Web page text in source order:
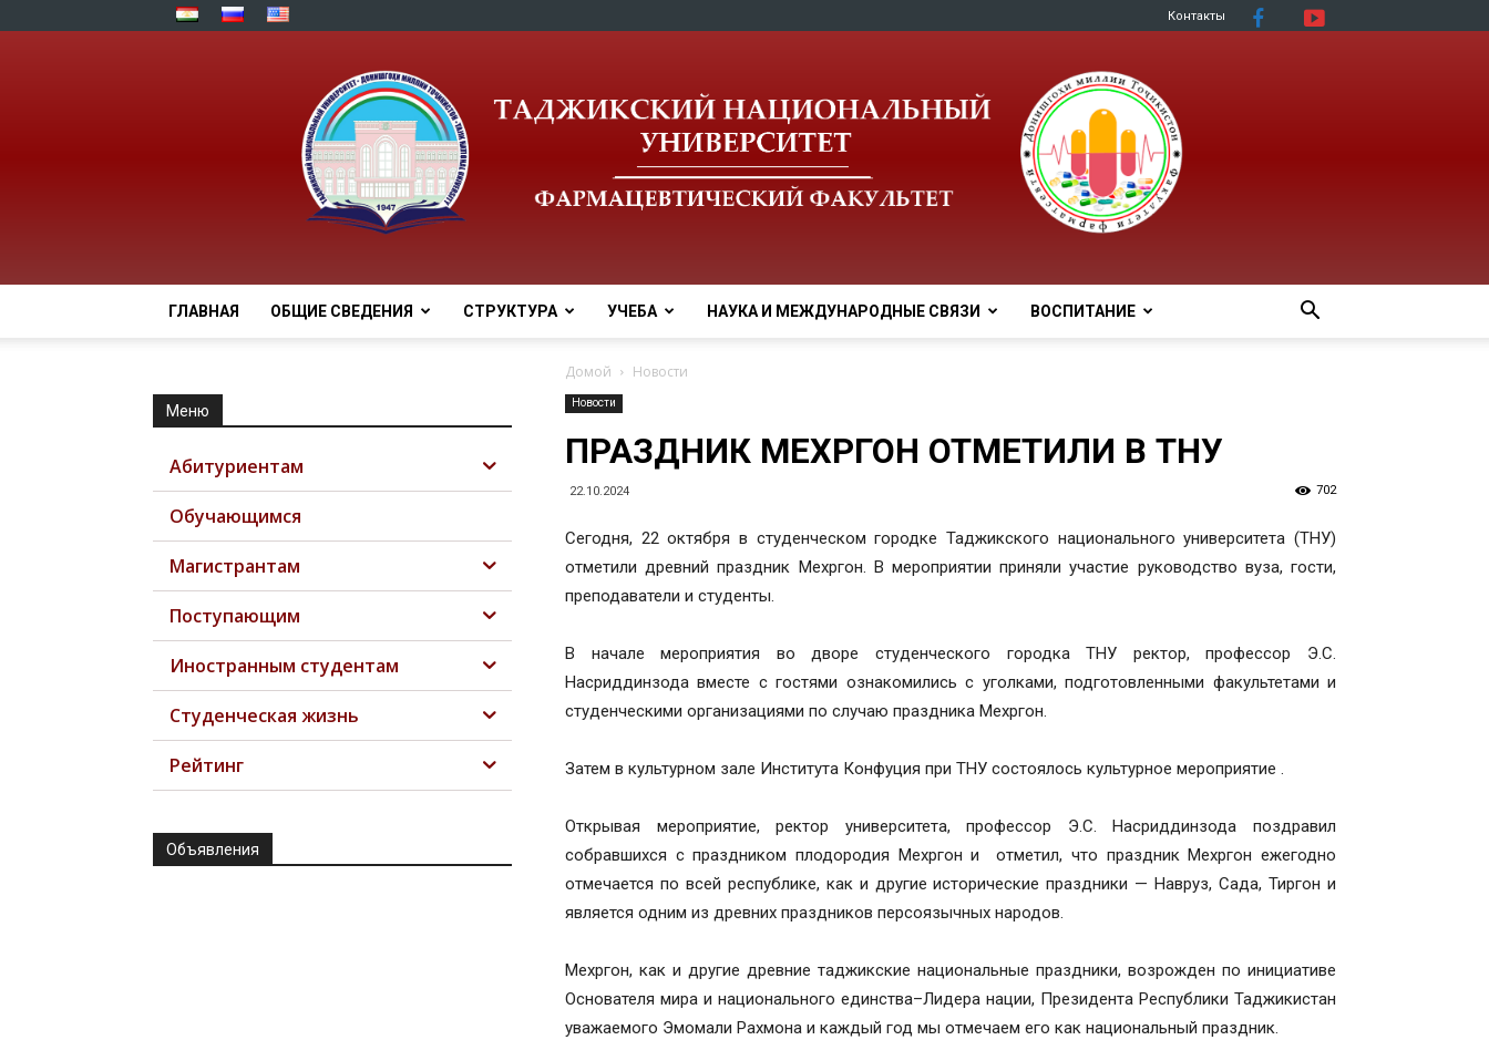
Контакты
ГЛАВНАЯ ОБЩИЕ СВЕДЕНИЯ СТРУКТУРА УЧЕБА НАУКА И МЕЖДУНАРОДНЫЕ СВЯЗИ ВОСПИТАНИЕ
Домой Новости
Новости
ПРАЗДНИК МЕХРГОН ОТМЕТИЛИ В ТНУ
22.10.2024 702
Сегодня, 22 октября в студенческом городке Таджикского национального университета (ТНУ)
отметили древний праздник Мехргон. В мероприятии приняли участие руководство вуза, гости,
преподаватели и студенты.
В начале мероприятия во дворе студенческого городка ТНУ ректор, профессор Э.С.
Насриддинзода вместе с гостями ознакомились с уголками, подготовленными факультетами и
студенческими организациями по случаю праздника Мехргон.
Затем в культурном зале Института Конфуция при ТНУ состоялось культурное мероприятие .
Открывая мероприятие, ректор университета, профессор Э.С. Насриддинзода поздравил
собравшихся с праздником плодородия Мехргон и отметил, что праздник Мехргон ежегодно
отмечается по всей республике, как и другие исторические праздники — Навруз, Сада, Тиргон и
является одним из древних праздников персоязычных народов.
Мехргон, как и другие древние таджикские национальные праздники, возрожден по инициативе
Основателя мира и национального единства–Лидера нации, Президента Республики Таджикистан
уважаемого Эмомали Рахмона и каждый год мы отмечаем его как национальный праздник.
Меню
Абитуриентам
Обучающимся
Магистрантам
Поступающим
Иностранным студентам
Студенческая жизнь
Рейтинг
Объявления